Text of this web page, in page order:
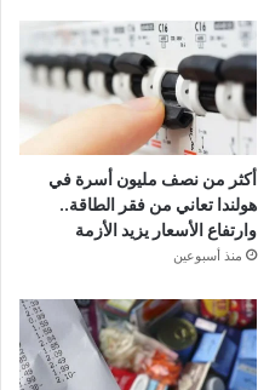
أكثر من نصف مليون أسرة في
هولندا تعاني من فقر الطاقة..
وارتفاع الأسعار يزيد الأزمة
منذ أسبوعين